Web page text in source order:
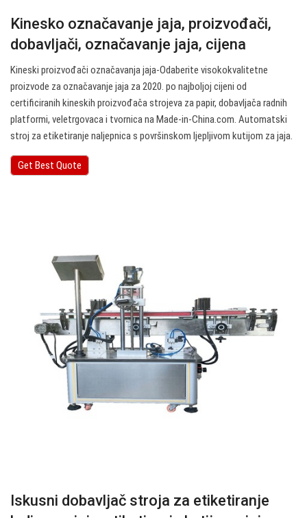
Kinesko označavanje jaja, proizvođači,
dobavljači, označavanje jaja, cijena
Kineski proizvođači označavanja jaja-Odaberite visokokvalitetne
proizvode za označavanje jaja za 2020. po najboljoj cijeni od
certificiranih kineskih proizvođača strojeva za papir, dobavljača radnih
platformi, veletrgovaca i tvornica na Made-in-China.com. Automatski
stroj za etiketiranje naljepnica s površinskom ljepljivom kutijom za jaja.
Get Best Quote
Iskusni dobavljač stroja za etiketiranje